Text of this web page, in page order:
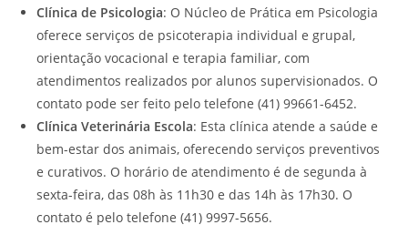
Clínica de Psicologia: O Núcleo de Prática em Psicologia
oferece serviços de psicoterapia individual e grupal,
orientação vocacional e terapia familiar, com
atendimentos realizados por alunos supervisionados. O
contato pode ser feito pelo telefone (41) 99661-6452.
Clínica Veterinária Escola: Esta clínica atende a saúde e
bem-estar dos animais, oferecendo serviços preventivos
e curativos. O horário de atendimento é de segunda à
sexta-feira, das 08h às 11h30 e das 14h às 17h30. O
contato é pelo telefone (41) 9997-5656.